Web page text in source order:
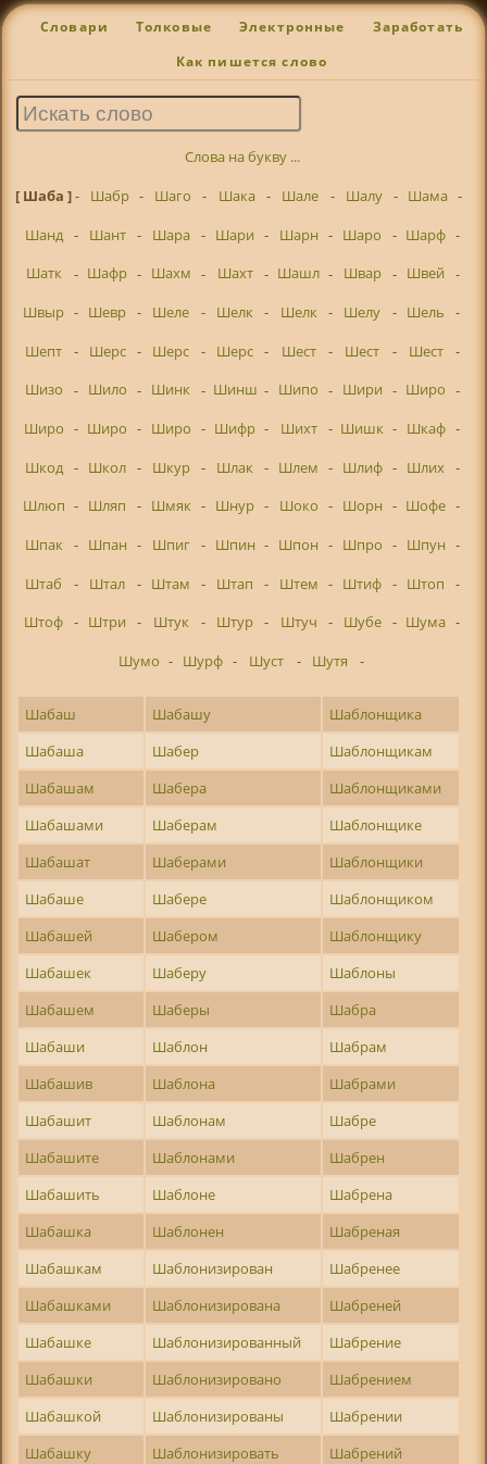
Словари Толковые Электронные Заработать
Как пишется слово
Слова на букву ...
[ Шаба ]- Шабр - Шаго - Шака - Шале - Шалу - Шама -
Шанд - Шант - Шара - Шари - Шарн - Шаро - Шарф -
Шатк
- Шафр - Шахм - Шахт - Шашл - Швар - Швей
-
Швыр - Шевр - Шеле - Шелк - Шелк - Шелу - Шель
-
Шепт
- Шерс - Шерс - Шерс - Шест - Шест - Шест
-
Шизо
- Шило - Шинк - Шинш - Шипо - Шири - Широ -
Широ - Широ - Широ - Шифр - Шихт - Шишк - Шкаф -
Шкод - Школ - Шкур - Шлак - Шлем - Шлиф - Шлих -
Шлюп - Шляп - Шмяк - Шнур - Шоко - Шорн - Шофе -
Шпак - Шпан - Шпиг - Шпин - Шпон - Шпро - Шпун -
Штаб
- Штал - Штам - Штап - Штем - Штиф - Штоп
-
Штоф - Штри - Штук - Штур - Штуч - Шубе - Шума -
Шумо - Шурф - Шуст - Шутя -
Шабаш Шабашу
Шаблонщика
Шабаша
Шабер
Шаблонщикам
Шабашам
Шабера
Шаблонщиками
Шабашами
Шаберам
Шаблонщике
Шабашат
Шаберами
Шаблонщики
Шабаше
Шабере
Шаблонщиком
Шабашей
Шабером
Шаблонщику
Шабашек
Шаберу
Шаблоны
Шабашем
Шаберы
Шабра
Шабаши
Шаблон
Шабрам
Шабашив
Шаблона
Шабрами
Шабашит
Шаблонам
Шабре
Шабашите
Шаблонами
Шабрен
Шабашить
Шаблоне
Шабрена
Шабашка
Шаблонен
Шабреная
Шабашкам
Шаблонизирован
Шабренее
Шабашками
Шаблонизирована
Шабреней
Шабашке
Шаблонизированный
Шабрение
Шабашки
Шаблонизировано
Шабрением
Шабашкой
Шаблонизированы
Шабрении
Шабашку
Шаблонизировать
Шабрений